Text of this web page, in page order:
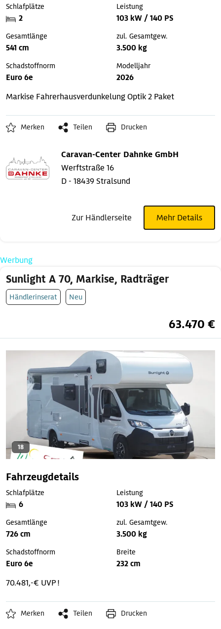
Schlafplätze
2
Leistung
103 kW / 140 PS
Gesamtlänge
541 cm
zul. Gesamtgew.
3.500 kg
Schadstoffnorm
Euro 6e
Modelljahr
2026
Markise FahrerhausverdunkelungOptik 2 Paket
Merken Teilen Drucken
Caravan-Center Dahnke GmbH
Werftstraße 16
D - 18439 Stralsund
Zur Händlerseite Mehr Details
Werbung
Sunlight A 70, Markise, Radträger
Händlerinserat Neu
63.470 €
18
Fahrzeugdetails
Schlafplätze
6
Leistung
103 kW / 140 PS
Gesamtlänge
726 cm
zul. Gesamtgew.
3.500 kg
Schadstoffnorm
Euro 6e
Breite
232 cm
70.481,-€ UVP !
Merken Teilen Drucken